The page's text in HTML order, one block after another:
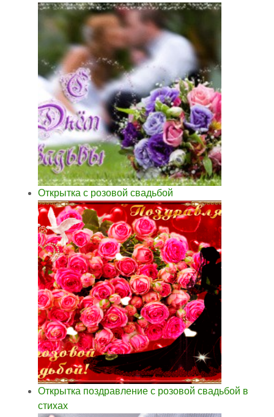
Открытка с розовой свадьбой
Открытка поздравление с розовой свадьбой в
стихах